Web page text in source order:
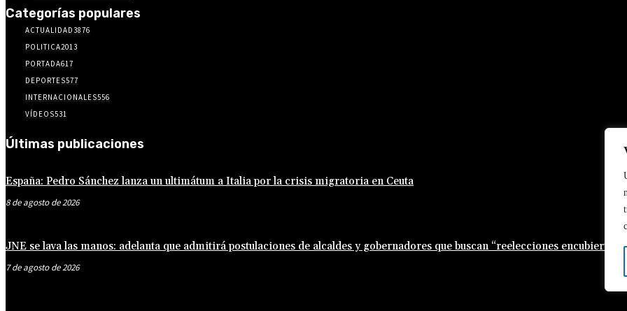
Categorías populares
ACTUALIDAD3876
POLITICA2013
PORTADA617
DEPORTES577
INTERNACIONALES556
VÍDEOS531
Últimas publicaciones
España: Pedro Sánchez lanza un ultimátum a Italia por la crisis migratoria en Ceuta
8 de agosto de 2026
JNE se lava las manos: adelanta que admitirá postulaciones de alcaldes y gobernadores que buscan “reelecciones encubiertas”
7 de agosto de 2026